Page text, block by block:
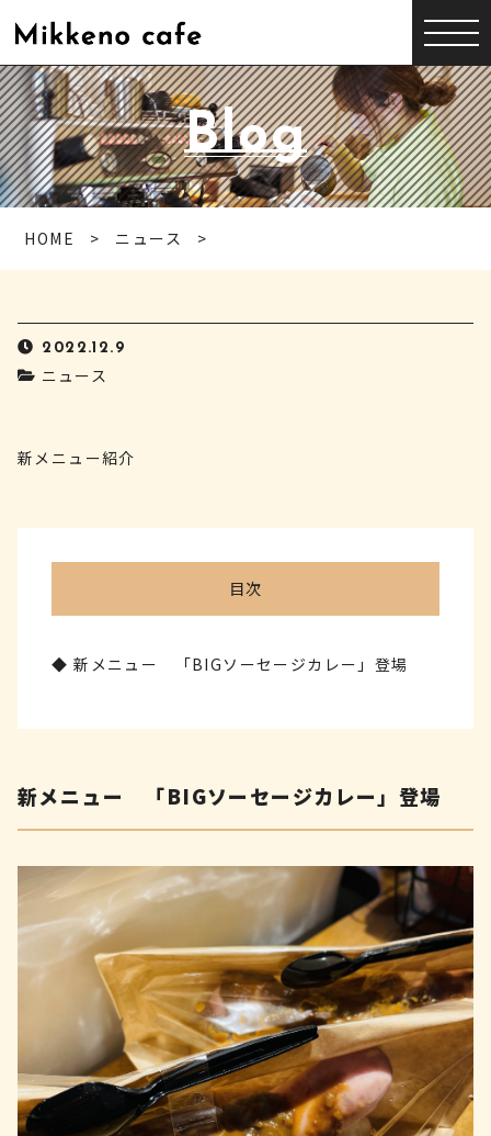
Blog
HOME ニュース
2022.12.9
ニュース
新メニュー紹介
目次
新メニュー 「BIGソーセージカレー」登場
新メニュー 「BIGソーセージカレー」登場